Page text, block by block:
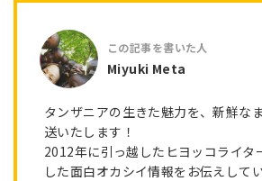
Miyuki Meta
タンザニアの生きた魅力を、新鮮な
送いたします！
2012年に引っ越したヒヨッコライタ
した面白オカシイ情報をお伝えして